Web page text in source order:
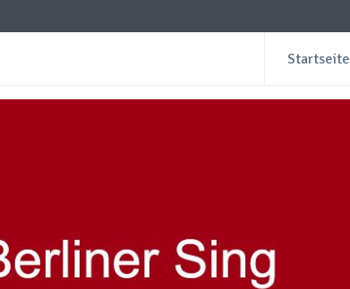
Startseite